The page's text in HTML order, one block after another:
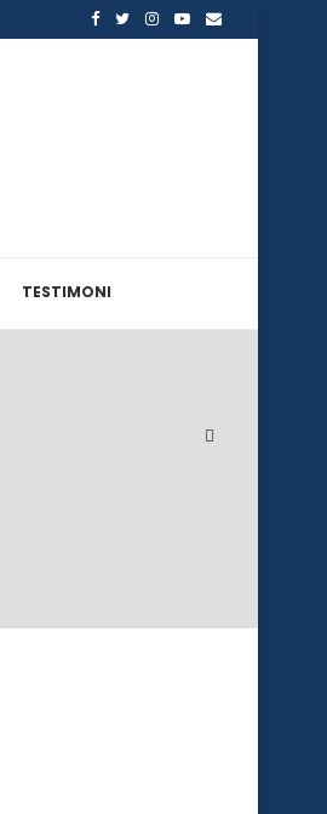
TESTIMONI